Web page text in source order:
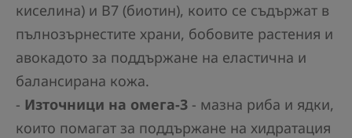
киселина) и В7 (биотин), които се съдържат в
пълнозърнестите храни, бобовите растения и
авокадото за поддържане на еластична и
балансирана кожа.
- Източници на омега-3 - мазна риба и ядки,
които помагат за поддържане на хидратация